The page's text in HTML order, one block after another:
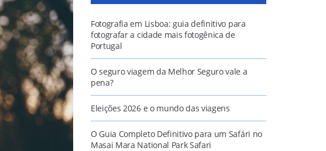
Fotografia em Lisboa: guia definitivo para
fotografar a cidade mais fotogênica de
Portugal
O seguro viagem da Melhor Seguro vale a
pena?
Eleições 2026 e o mundo das viagens
O Guia Completo Definitivo para um Safári no
Masai Mara National Park Safari